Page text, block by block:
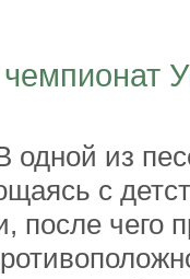
одной из
с
после